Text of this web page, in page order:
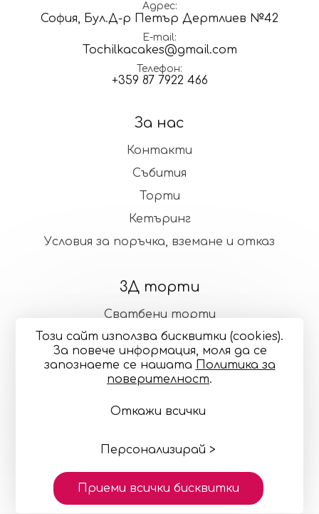
За нас
Контакти
Събития
Торти
Кетъринг
Условия за поръчка, вземане и отказ
3Д торти
Сватбени торти
Стандартни торти
Адрес
София, Бул.Д-р Петър Дертлиев №42
E-mail
Tochilkacakes@gmail.com
Телефон
+359 87 7922 466
правото на малки корекции в декорацията и
цветовете
Онлайн разрешаване на спорове
Изработка на сайт върху Creativiso® Xpress™
(v1.50.18)
* 1 EUR = 1.95583 BGN
Този сайт използва бисквитки (cookies).
За повече информация, моля да се
запознаете се нашaтa Политика за
поверителност.
Откажи всички
Персонализирай >
Приеми всички бисквитки